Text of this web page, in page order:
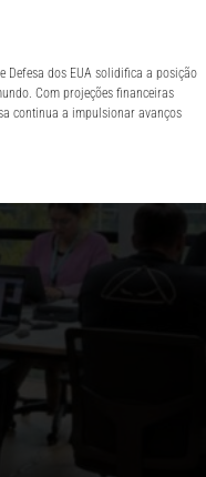
Defesa dos EUA solidifica a posição
Com projeções financeiras
continua a impulsionar avanços